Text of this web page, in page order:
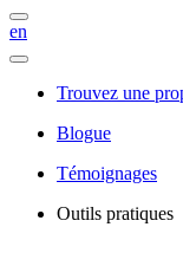
en
Trouvez une
Blogue
Témoignages
Outils pratiques